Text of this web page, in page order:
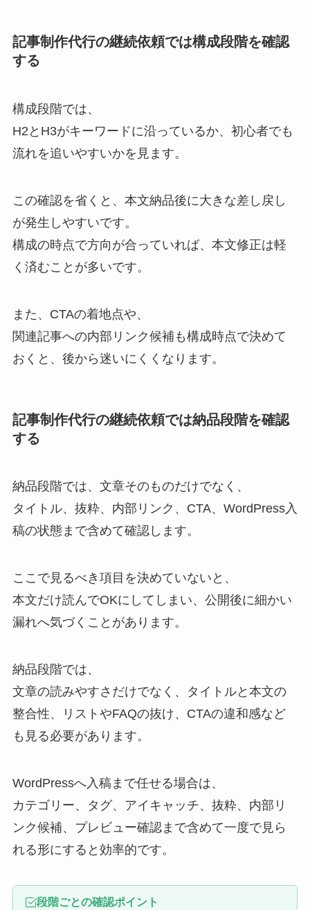
記事制作代行の継続依頼では構成段階を確認
する
構成段階では、
H2とH3がキーワードに沿っているか、初心者でも
流れを追いやすいかを見ます。
この確認を省くと、本文納品後に大きな差し戻し
が発生しやすいです。
構成の時点で方向が合っていれば、本文修正は軽
く済むことが多いです。
また、CTAの着地点や、
関連記事への内部リンク候補も構成時点で決めて
おくと、後から迷いにくくなります。
記事制作代行の継続依頼では納品段階を確認
する
納品段階では、文章そのものだけでなく、
タイトル、抜粋、内部リンク、CTA、WordPress入
稿の状態まで含めて確認します。
ここで見るべき項目を決めていないと、
本文だけ読んでOKにしてしまい、公開後に細かい
漏れへ気づくことがあります。
納品段階では、
文章の読みやすさだけでなく、タイトルと本文の
整合性、リストやFAQの抜け、CTAの違和感など
も見る必要があります。
WordPressへ入稿まで任せる場合は、
カテゴリー、タグ、アイキャッチ、抜粋、内部リ
ンク候補、プレビュー確認まで含めて一度で見ら
れる形にすると効率的です。
段階ごとの確認ポイント